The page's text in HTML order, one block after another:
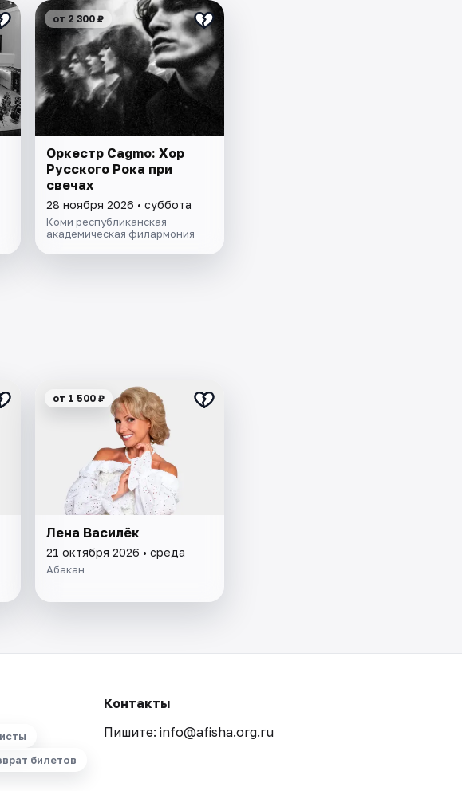
от 2 300 ₽
Оркестр Cagmo: Хор
Русского Рока при
свечах
28 ноября 2026 • суббота
Коми республиканская
академическая филармония
от 1 500 ₽
Лена Василёк
21 октября 2026 • среда
Абакан
билетов
Контакты
Пишите: info@afisha.org.ru